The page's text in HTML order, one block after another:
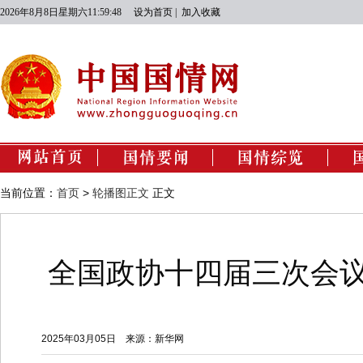
2026年8月8日星期六11:59:49 设为首页 加入收藏
国情动态
政治建设
社会建设
当前位置： 首页 > 轮播图正文 正文
全国政协十四届三次会
2025年03月05日 来源：新华网